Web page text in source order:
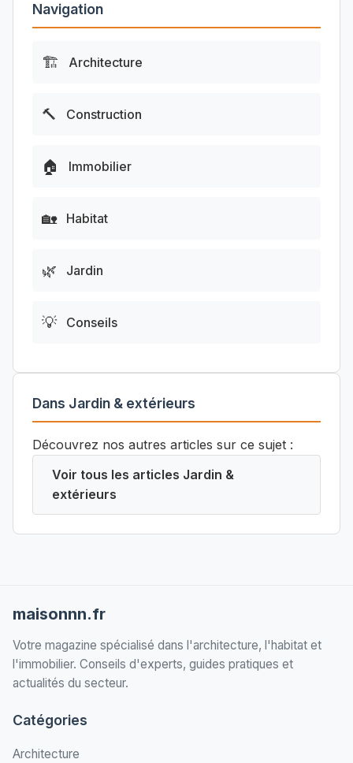
Navigation
🏗️ Architecture
🔨 Construction
🏠 Immobilier
🏡 Habitat
🌿 Jardin
💡 Conseils
Dans Jardin & extérieurs
Découvrez nos autres articles sur ce sujet :
Voir tous les articles Jardin &
extérieurs
maisonnn.fr
Votre magazine spécialisé dans l'architecture, l'habitat et
l'immobilier. Conseils d'experts, guides pratiques et
actualités du secteur.
Catégories
Architecture